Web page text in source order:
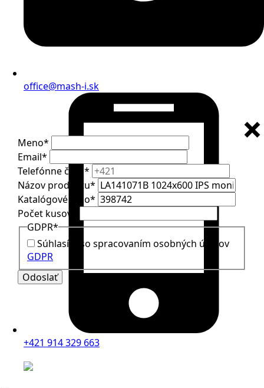
office@mash-i.sk
+421 914 329 663
Meno*
Email*
Telefónne číslo *
Názov produktu*
Katalógové číslo*
Počet kusov
GDPR*
Súhlasím so spracovaním osobných údajov
GDPR
Odoslať